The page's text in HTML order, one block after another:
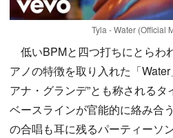
Tyla - Water (Official
低いBPMと四つ打ちにとらわ
アノの特徴を取り入れた「
アナ・グランデ”とも称される
ベースラインが官能的に絡み合
の合唱も耳に残るパーティーソ